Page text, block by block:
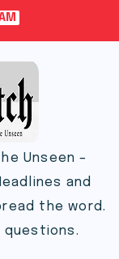
Unseen –
and
the word.
questions.